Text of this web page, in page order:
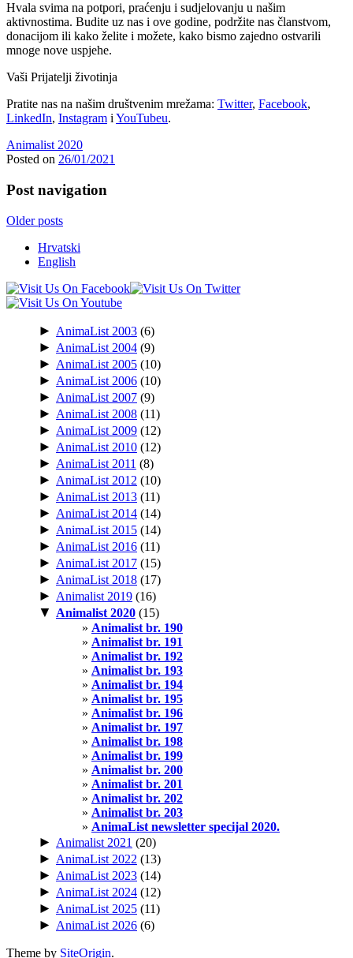
Hvala svima na potpori, praćenju i sudjelovanju u našim
aktivnostima. Budite uz nas i ove godine, podržite nas članstvom,
donacijom ili kako želite i možete, kako bismo zajedno ostvarili
mnoge nove uspjehe.
Vaši Prijatelji životinja
Pratite nas na našim društvenim mrežama: Twitter, Facebook,
LinkedIn, Instagram iYouTubeu.
Animalist 2020
Posted on 26/01/2021
Post navigation
Older posts
Hrvatski
English
► AnimaList 2003 (6)
► AnimaList 2004 (9)
► AnimaList 2005 (10)
► AnimaList 2006 (10)
► AnimaList 2007 (9)
► AnimaList 2008 (11)
► AnimaList 2009 (12)
► AnimaList 2010 (12)
► AnimaList 2011 (8)
► AnimaList 2012 (10)
► AnimaList 2013 (11)
► AnimaList 2014 (14)
► AnimaList 2015 (14)
► AnimaList 2016 (11)
► AnimaList 2017 (15)
► AnimaList 2018 (17)
► Animalist 2019 (16)
▼ Animalist 2020 (15)
Animalist br. 190
Animalist br. 191
Animalist br. 192
Animalist br. 193
Animalist br. 194
Animalist br. 195
Animalist br. 196
Animalist br. 197
Animalist br. 198
Animalist br. 199
Animalist br. 200
Animalist br. 201
Animalist br. 202
Animalist br. 203
AnimaList newsletter specijal 2020.
► Animalist 2021 (20)
► AnimaList 2022 (13)
► AnimaList 2023 (14)
► AnimaList 2024 (12)
► AnimaList 2025 (11)
► AnimaList 2026 (6)
Theme by SiteOrigin.